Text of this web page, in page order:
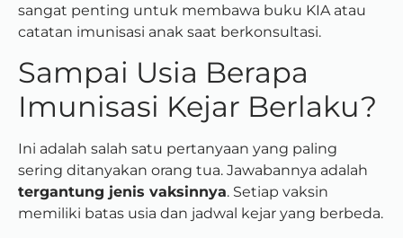
sangat penting untuk membawa buku KIA atau
catatan imunisasi anak saat berkonsultasi.
Sampai Usia Berapa
Imunisasi Kejar Berlaku?
Ini adalah salah satu pertanyaan yang paling
sering ditanyakan orang tua. Jawabannya adalah
tergantung jenis vaksinnya. Setiap vaksin
memiliki batas usia dan jadwal kejar yang berbeda.